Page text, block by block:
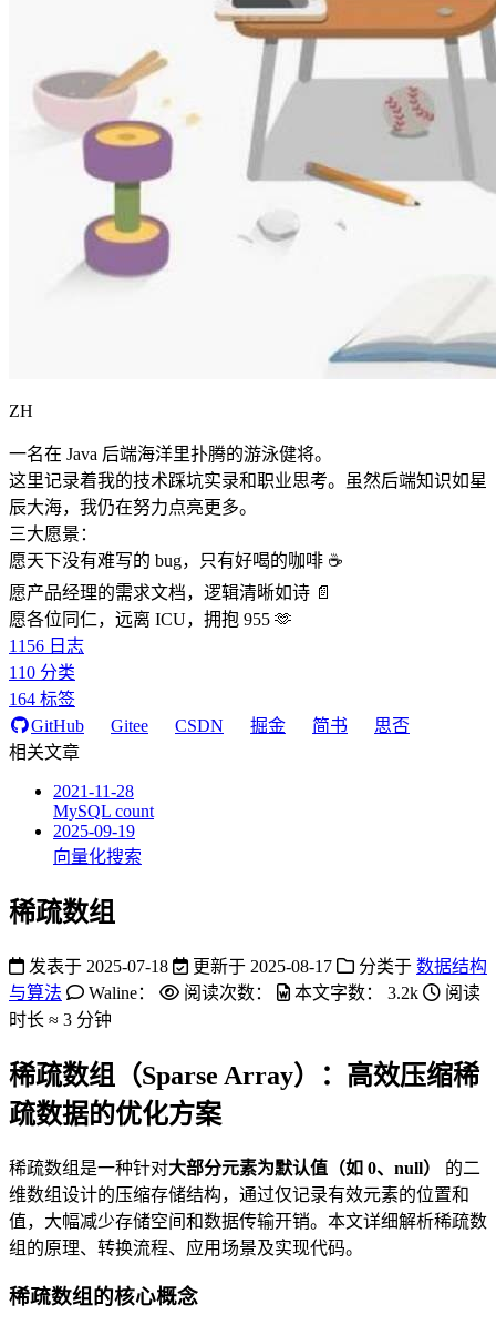
ZH
一名在 Java 后端海洋里扑腾的游泳健将。
这里记录着我的技术踩坑实录和职业思考。虽然后端知识如星
辰大海，我仍在努力点亮更多。
三大愿景：
愿天下没有难写的 bug，只有好喝的咖啡 ☕️
愿产品经理的需求文档，逻辑清晰如诗 📄
愿各位同仁，远离 ICU，拥抱 955 🫶
1156 日志
110 分类
164 标签
GitHub
Gitee CSDN 掘金 简书
思否
相关文章
2021-11-28
MySQL count
2025-09-19
向量化搜索
稀疏数组
发表于 2025-07-18 更新于 2025-08-17 分类于 数据结构
与算法
Waline： 阅读次数： 本文字数： 3.2k
阅读
时长 ≈ 3 分钟
稀疏数组（Sparse Array）：高效压缩稀
疏数据的优化方案
稀疏数组是一种针对大部分元素为默认值（如 0、null）
的二
维数组设计的压缩存储结构，通过仅记录有效元素的位置和
值，大幅减少存储空间和数据传输开销。本文详细解析稀疏数
组的原理、转换流程、应用场景及实现代码。
稀疏数组的核心概念